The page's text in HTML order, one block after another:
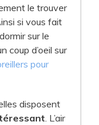
le trouver
si vous fait
sur le
coup d’oeil sur
pour
disposent
. L’air